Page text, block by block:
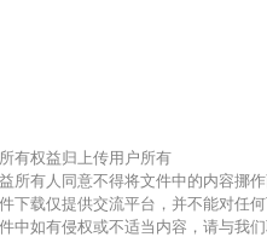
有权益归上传用户所有
所有人同意不得将文件中的内容挪
下载仅提供交流平台，并不能对任
中如有侵权或不适当内容，请与我们